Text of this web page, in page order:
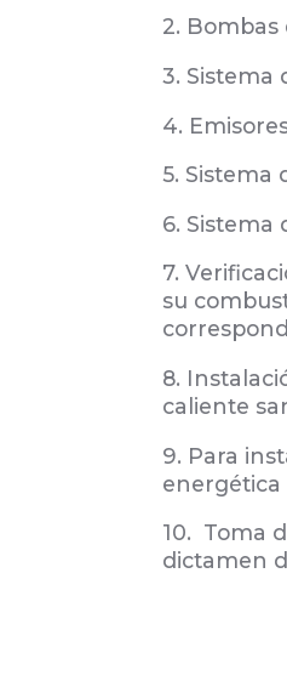
2. Bombas
3. Sistema
4.
5. Sistema
6. Sistema
7.
su
8.
caliente
9. Para
energética
10. Toma
dictamen